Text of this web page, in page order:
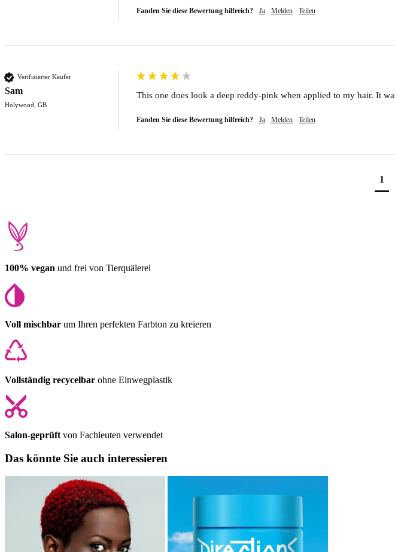
Fanden Sie diese Bewertung hilfreich? Ja Melden Teilen
Verifizierter Käufer
Sam
Holywood, GB
This one does look a deep reddy-pink when applied to my hair. It
Fanden Sie diese Bewertung hilfreich? Ja Melden Teilen
1
100% vegan und frei von Tierquälerei
Voll mischbar um Ihren perfekten Farbton zu kreieren
Vollständig recycelbar ohne Einwegplastik
Salon-geprüft von Fachleuten verwendet
Das könnte Sie auch interessieren